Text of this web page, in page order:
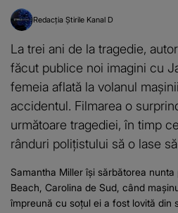
Redacția Știrile Kanal D
La trei ani de la tragedie,
făcut publice noi imagini cu
femeia aflată la volanul
accidentul. Filmarea o
următoare tragediei, în timp
rânduri polițistului să o lase
Samantha Miller își sărbătorea
Beach, Carolina de Sud, când
împreună cu soțul ei a fost lovită din